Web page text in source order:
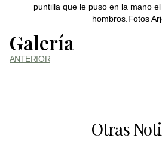
puntilla que le puso en la mano
hombros.Fotos
Galería
ANTERIOR
Otras